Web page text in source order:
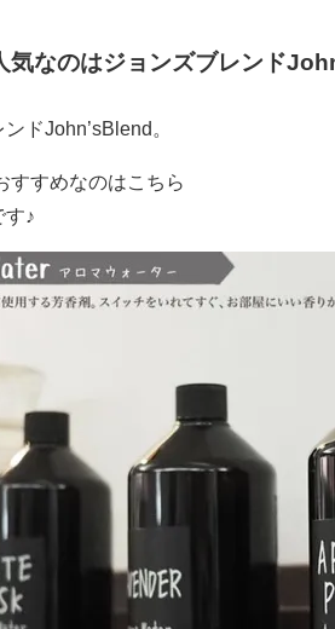
気なのはジョンズブレンド
ドJohn’sBlend。
すすめなのはこちら
す♪